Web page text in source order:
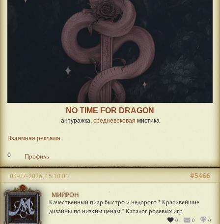
NO TIME FOR DRAGON
антуражка, средневековая мистика
Взаимная реклама
0 Профиль
МИЙРОН
Качественный пиар быстро и недорого * Красивейшие
дизайны по низким ценам * Каталог ролевых игр
0 0 0
#5466
03-07-2026, 15:10:01